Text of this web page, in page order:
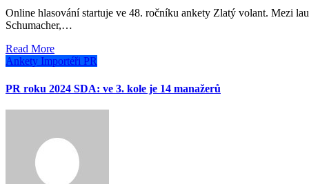
Online hlasování startuje ve 48. ročníku ankety Zlatý volant. Mezi laureáty tradiční akce najdeme hvězdy jako Michael
Schumacher,…
Read More
Ankety Importéři PR
PR roku 2024 SDA: ve 3. kole je 14 manažerů